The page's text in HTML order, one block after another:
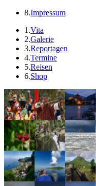
8.Impressum
1.Vita
2.Galerie
3.Reportagen
4.Termine
5.Reisen
6.Shop